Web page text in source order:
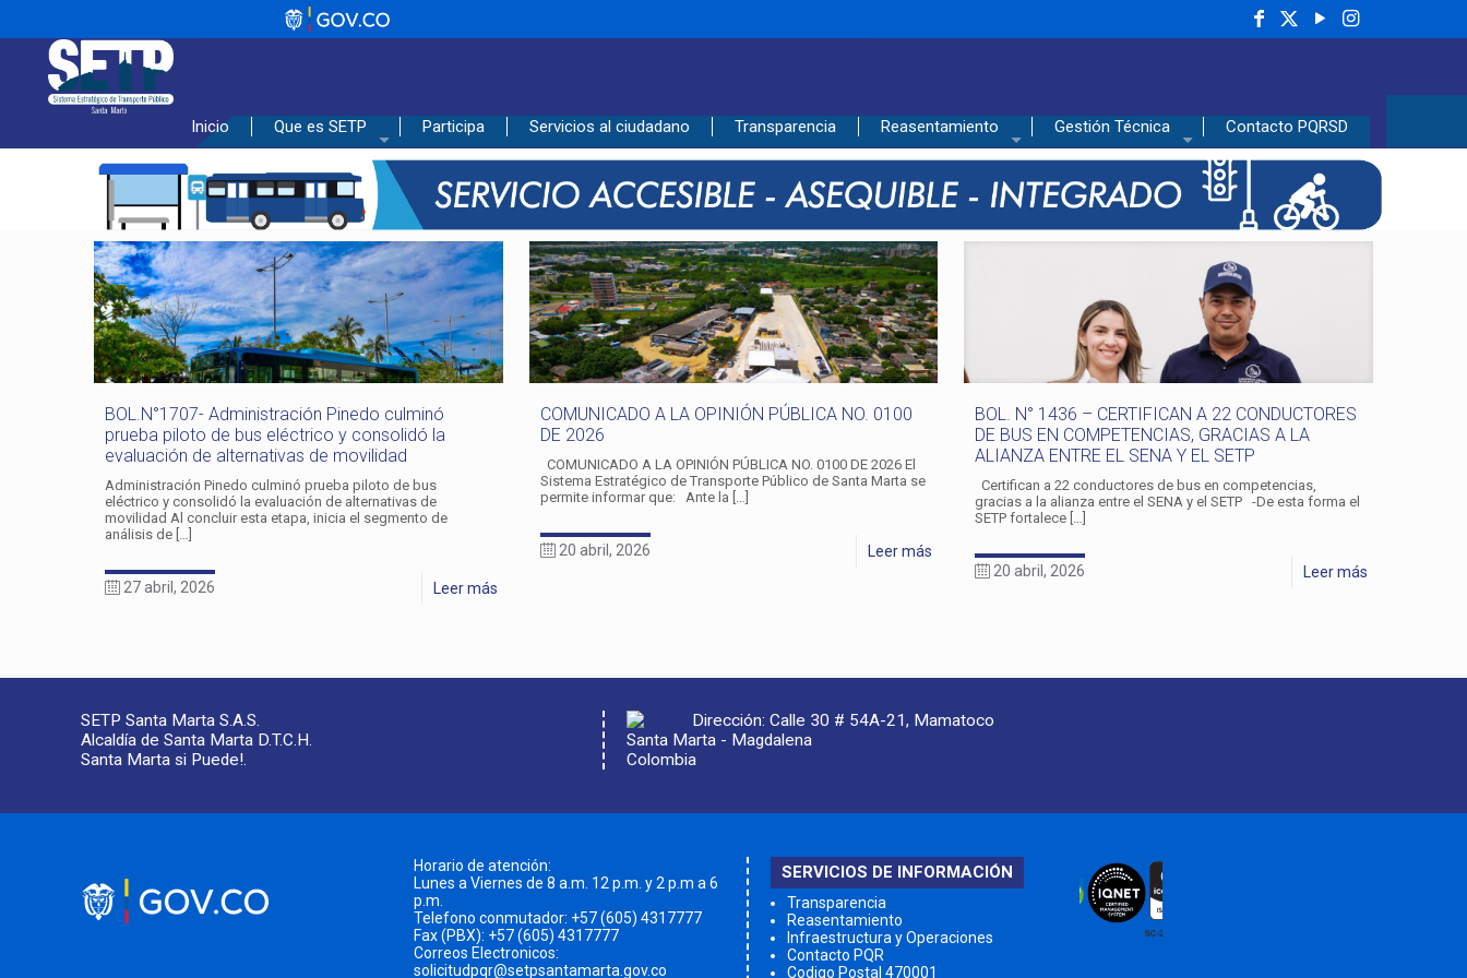
_____________________________________________________________________________
Inicio Que es SETP Participa Servicios al ciudadano Transparencia Reasentamiento Gestión Técnica Contacto PQRSD
27 abril, 2026
BOL.N°1707- Administración Pinedo culminó
prueba piloto de bus eléctrico y consolidó la
evaluación de alternativas de movilidad
Administración Pinedo culminó prueba piloto de bus
eléctrico y consolidó la evaluación de alternativas de
movilidad Al concluir esta etapa, inicia el segmento de
análisis de[…]
Leer más
20 abril, 2026
COMUNICADO A LA OPINIÓN PÚBLICA NO. 0100
DE 2026
COMUNICADO A LA OPINIÓN PÚBLICA NO. 0100 DE 2026 El
Sistema Estratégico de Transporte Público de Santa Marta se
permite informar que: Ante la […]
Leer más
20 abril, 2026
BOL. N° 1436 – CERTIFICAN A 22 CONDUCTORES
DE BUS EN COMPETENCIAS, GRACIAS A LA
ALIANZA ENTRE EL SENA Y EL SETP
Certifican a 22 conductores de bus en competencias,
gracias a la alianza entre el SENA y el SETP -De esta forma el
SETP fortalece […]
Leer más
SETP Santa Marta S.A.S.
Alcaldía de Santa Marta D.T.C.H.
Santa Marta si Puede!.
Dirección: Calle 30 # 54A-21, Mamatoco
Santa Marta - Magdalena
Colombia
Horario de atención:
Lunes a Viernes de 8 a.m. 12 p.m. y 2 p.m a 6
p.m.
Telefono conmutador: +57 (605) 4317777
Fax (PBX): +57 (605) 4317777
Correos Electronicos:
solicitudpqr@setpsantamarta.gov.co
SERVICIOS DE INFORMACIÓN
Transparencia
Reasentamiento
Infraestructura y Operaciones
Contacto PQR
Codigo Postal 470001